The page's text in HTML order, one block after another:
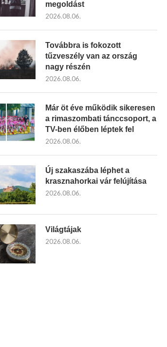
megoldást
2026.08.06.
Továbbra is fokozott
tűzveszély van az ország
nagy részén
2026.08.06.
Már öt éve működik sikeresen
a rimaszombati tánccsoport, a
TV-ben élőben léptek fel
2026.08.06.
Új szakaszába léphet a
krasznahorkai vár felújítása
2026.08.06.
Világtájak
2026.08.06.